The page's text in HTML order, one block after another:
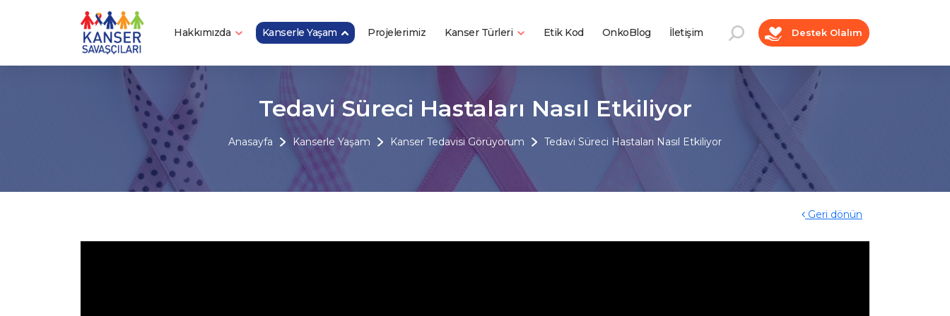
Hakkımızda Kanserle Yaşam Projelerimiz Kanser Türleri Etik Kod OnkoBlog İletişim Destek Olalım
Tedavi Süreci Hastaları Nasıl Etkiliyor
Anasayfa Kanserle Yaşam Kanser Tedavisi Görüyorum Tedavi Süreci Hastaları Nasıl Etkiliyor
Geri dönün